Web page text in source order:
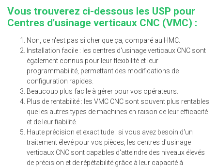
Vous trouverez ci-dessous les USP pour
Centres d'usinage verticaux CNC (VMC) :
Non, ce n'est pas si cher que ça, comparé au HMC.
Installation facile : les centres d'usinage verticaux CNC sont
également connus pour leur flexibilité et leur
programmabilité, permettant des modifications de
configuration rapides.
Beaucoup plus facile à gérer pour vos opérateurs.
Plus de rentabilité : les VMC CNC sont souvent plus rentables
que les autres types de machines en raison de leur efficacité
et de leur fiabilité.
Haute précision et exactitude : si vous avez besoin d'un
traitement élevé pour vos pièces, les centres d'usinage
verticaux CNC sont capables d'atteindre des niveaux élevés
de précision et de répétabilité grâce à leur capacité à